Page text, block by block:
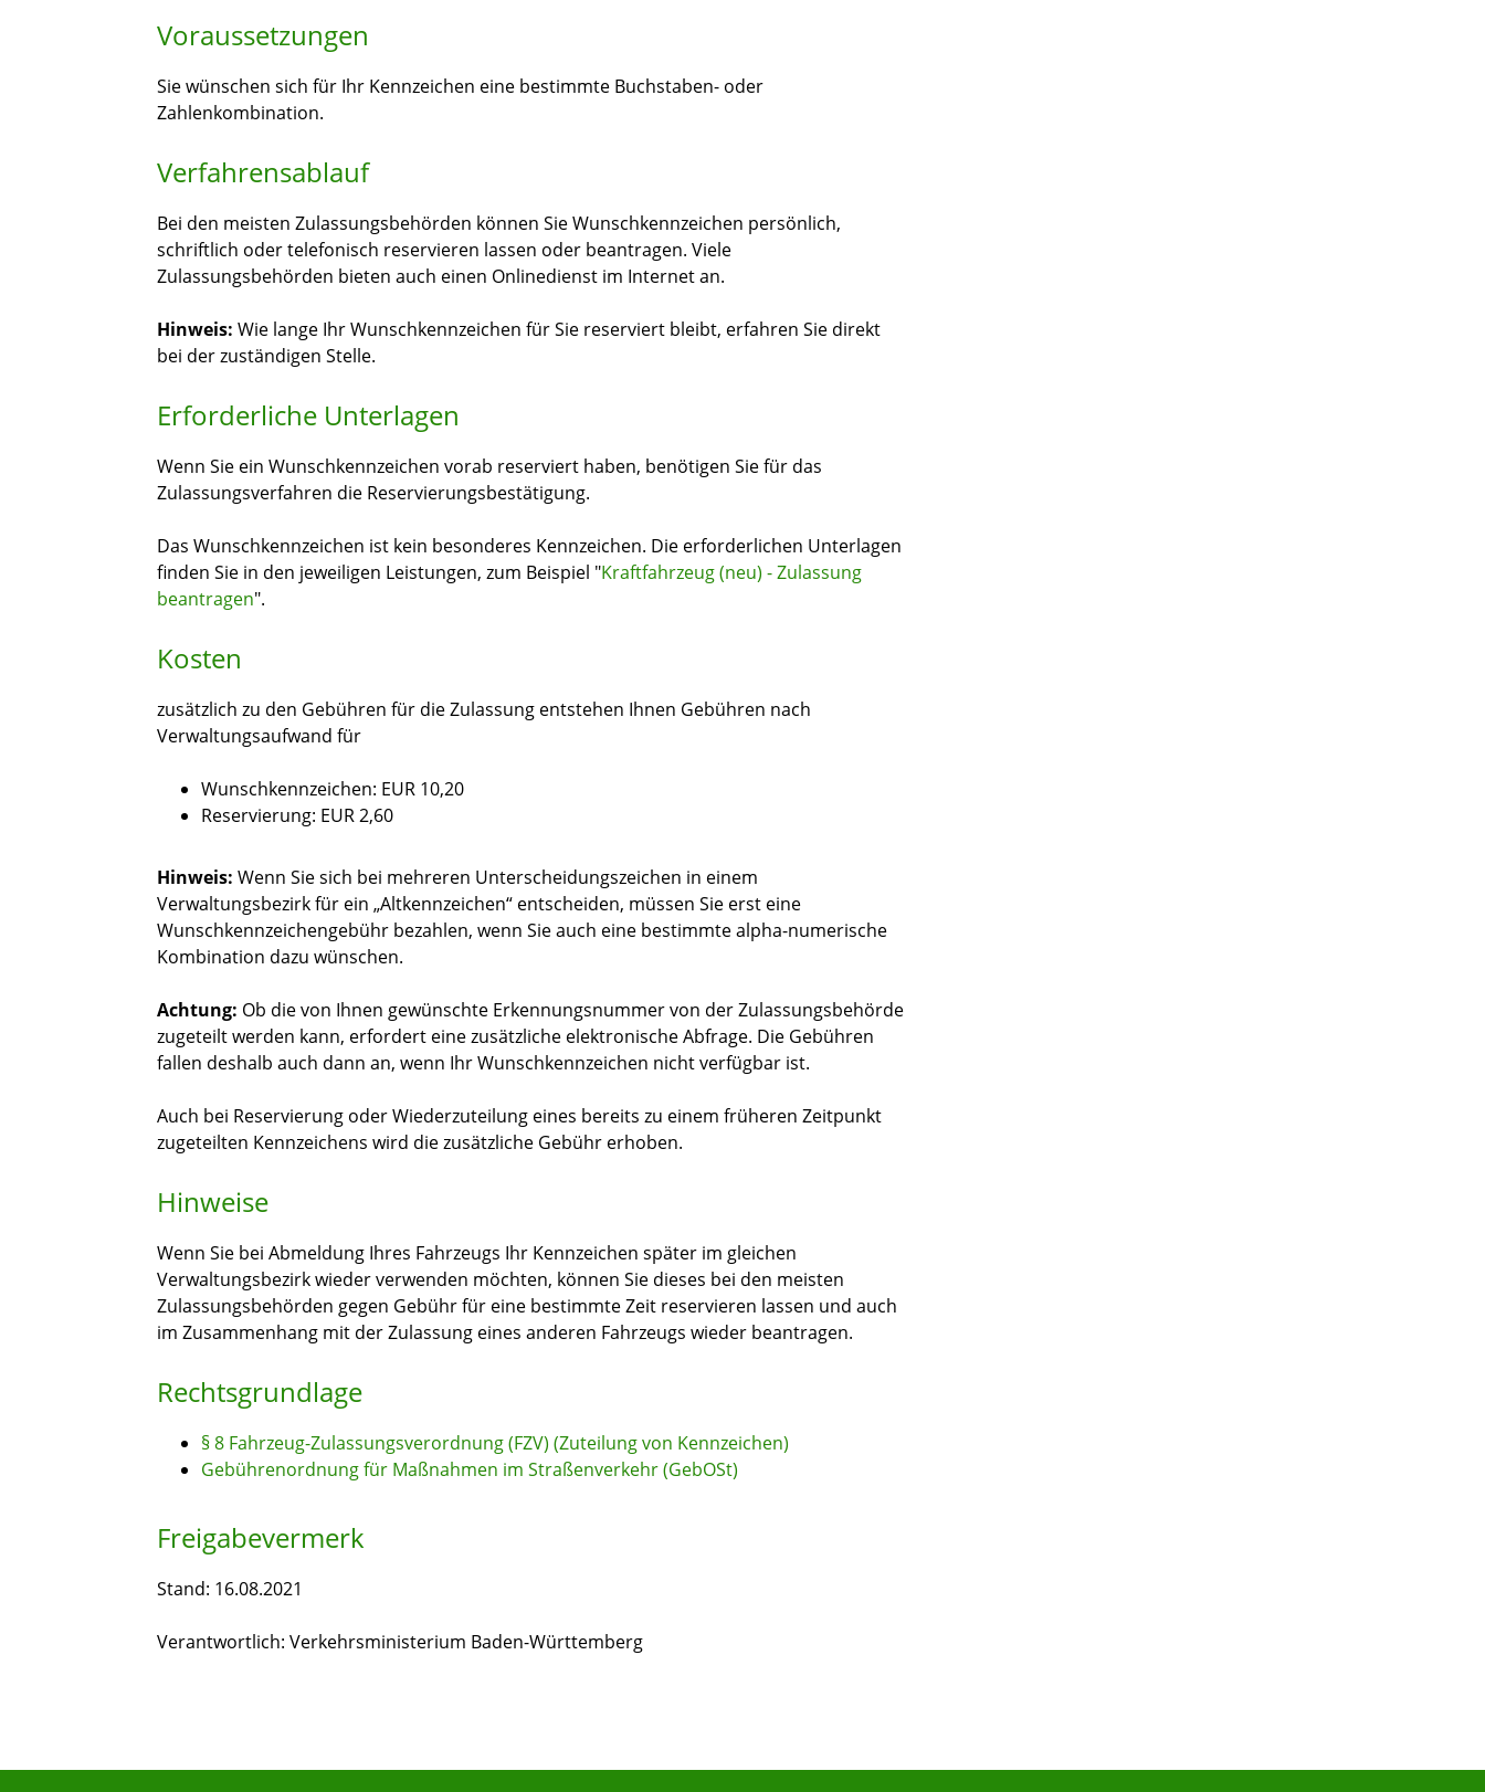
Voraussetzungen
Sie wünschen sich für Ihr Kennzeichen eine bestimmte Buchstaben- oder
Zahlenkombination.
Verfahrensablauf
Bei den meisten Zulassungsbehörden können Sie Wunschkennzeichen persönlich,
schriftlich oder telefonisch reservieren lassen oder beantragen. Viele
Zulassungsbehörden bieten auch einen Onlinedienst im Internet an.
Hinweis: Wie lange Ihr Wunschkennzeichen für Sie reserviert bleibt, erfahren Sie direkt
bei der zuständigen Stelle.
Erforderliche Unterlagen
Wenn Sie ein Wunschkennzeichen vorab reserviert haben, benötigen Sie für das
Zulassungsverfahren die Reservierungsbestätigung.
Das Wunschkennzeichen ist kein besonderes Kennzeichen. Die erforderlichen Unterlagen
finden Sie in den jeweiligen Leistungen, zum Beispiel "Kraftfahrzeug (neu) - Zulassung
beantragen".
Kosten
zusätzlich zu den Gebühren für die Zulassung entstehen Ihnen Gebühren nach
Verwaltungsaufwand für
Wunschkennzeichen: EUR 10,20
Reservierung: EUR 2,60
Hinweis: Wenn Sie sich bei mehreren Unterscheidungszeichen in einem
Verwaltungsbezirk für ein „Altkennzeichen“ entscheiden, müssen Sie erst eine
Wunschkennzeichengebühr bezahlen, wenn Sie auch eine bestimmte alpha-numerische
Kombination dazu wünschen.
Achtung: Ob die von Ihnen gewünschte Erkennungsnummer von der Zulassungsbehörde
zugeteilt werden kann, erfordert eine zusätzliche elektronische Abfrage. Die Gebühren
fallen deshalb auch dann an, wenn Ihr Wunschkennzeichen nicht verfügbar ist.
Auch bei Reservierung oder Wiederzuteilung eines bereits zu einem früheren Zeitpunkt
zugeteilten Kennzeichens wird die zusätzliche Gebühr erhoben.
Hinweise
Wenn Sie bei Abmeldung Ihres Fahrzeugs Ihr Kennzeichen später im gleichen
Verwaltungsbezirk wieder verwenden möchten, können Sie dieses bei den meisten
Zulassungsbehörden gegen Gebühr für eine bestimmte Zeit reservieren lassen und auch
im Zusammenhang mit der Zulassung eines anderen Fahrzeugs wieder beantragen.
Rechtsgrundlage
§ 8 Fahrzeug-Zulassungsverordnung (FZV) (Zuteilung von Kennzeichen)
Gebührenordnung für Maßnahmen im Straßenverkehr (GebOSt)
Freigabevermerk
Stand: 16.08.2021
Verantwortlich: Verkehrsministerium Baden-Württemberg